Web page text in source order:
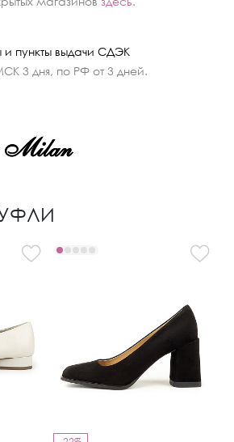
и пункты выдачи СДЭК
3 дня, по РФ от 3 дней.